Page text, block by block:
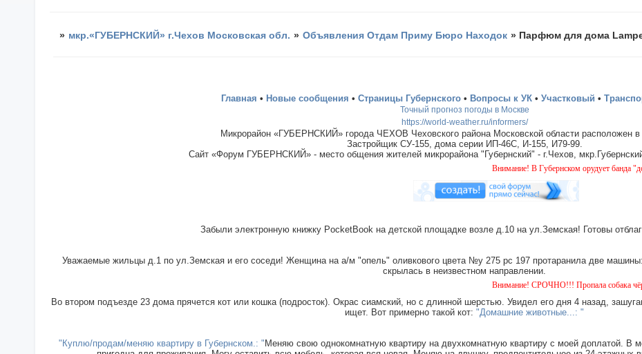
» мкр.«ГУБЕРНСКИЙ» г.Чехов Московская обл. » Объявления Отдам Приму Бюро Находок » Парфюм для дома
Главная • Новые сообщения • Страницы Губернского • Вопросы к УК • Участковый •
Точный прогноз погоды в Москве
https://world-weather.ru/informers/
Микрорайон «ГУБЕРНСКИЙ» города ЧЕХОВ Чеховского района Московской области расположен
Застройщик СУ-155, дома серии ИП-46С, И-155, И79-99.
Сайт «Форум ГУБЕРНСКИЙ» - место общения жителей микрорайона "Губернский" - г.Чехов,
Внимание! В Губернском орудует банда
Забыли электронную книжку PocketBook на детской площадке возле д.10 на ул.Земская! Готовы
Уважаемые жильцы д.1 по ул.Земская и его соседи! Женщина на а/м "опель" оливкового цвета №у 275 рс 197 протаранила две
скрылась в неизвестном направлении.
Внимание! СРОЧНО!!! Пропала собака чёрная с
Во втором подъезде 23 дома прячется кот или кошка (подросток). Окрас сиамский, но с длинной шерстью. Увидел его дня 4 назад,
ищет. Вот примерно такой кот: "Домашние животные...: "
"Куплю/продам/меняю квартиру в Губернском.: " Меняю свою однокомнатную квартиру на двухкомнатную квартиру с моей доплатой. В